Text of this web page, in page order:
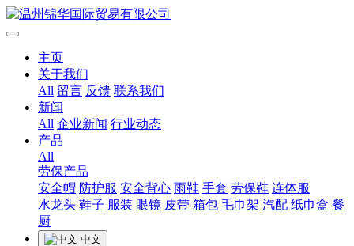
主页
关于我们
All 留言 反馈 联系我们
新闻
All 企业新闻 行业动态
产品
All
劳保产品
安全帽 防护服 安全背心 雨鞋 手套 劳保鞋 连体服
水龙头 鞋子 服装 眼镜 皮带 箱包 毛巾架 汽配 纸巾盒 餐
厨
中文